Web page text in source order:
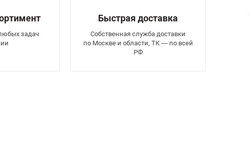
задач
Быстрая доставка
Собственная служба доставки
по Москве и области, ТК — по всей
РФ